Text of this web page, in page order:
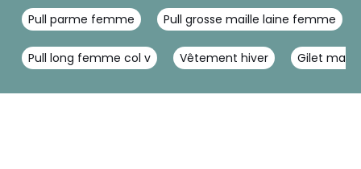
Pull parme femme Pull grosse maille laine femme
Pull long femme col v Vêtement hiver Gilet